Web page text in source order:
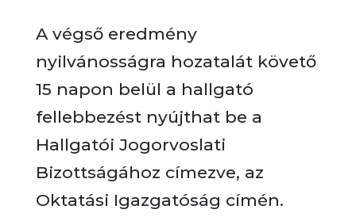
A végső eredmény
nyilvánosságra hozatalát követő
15 napon belül a hallgató
fellebbezést nyújthat be a
Hallgatói Jogorvoslati
Bizottságához címezve, az
Oktatási Igazgatóság címén.